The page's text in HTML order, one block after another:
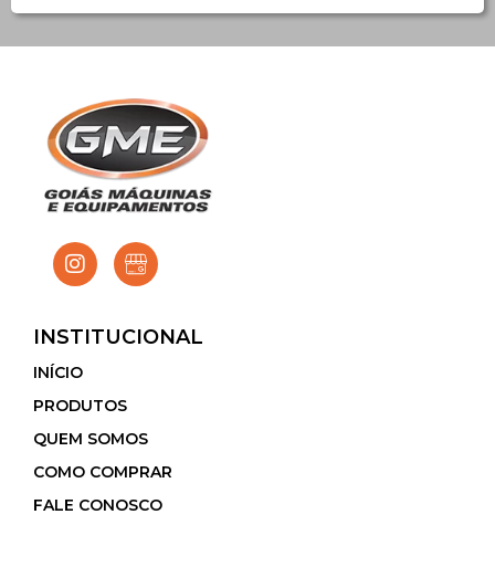
INSTITUCIONAL
INÍCIO
PRODUTOS
QUEM SOMOS
COMO COMPRAR
FALE CONOSCO